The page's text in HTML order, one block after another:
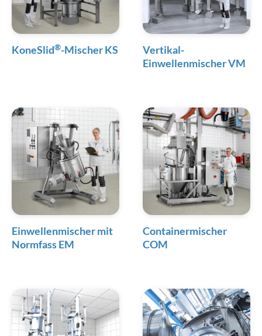
KoneSlid®-Mischer KS
Vertikal-
Einwellenmischer VM
Einwellenmischer mit
Normfass EM
Containermischer
COM